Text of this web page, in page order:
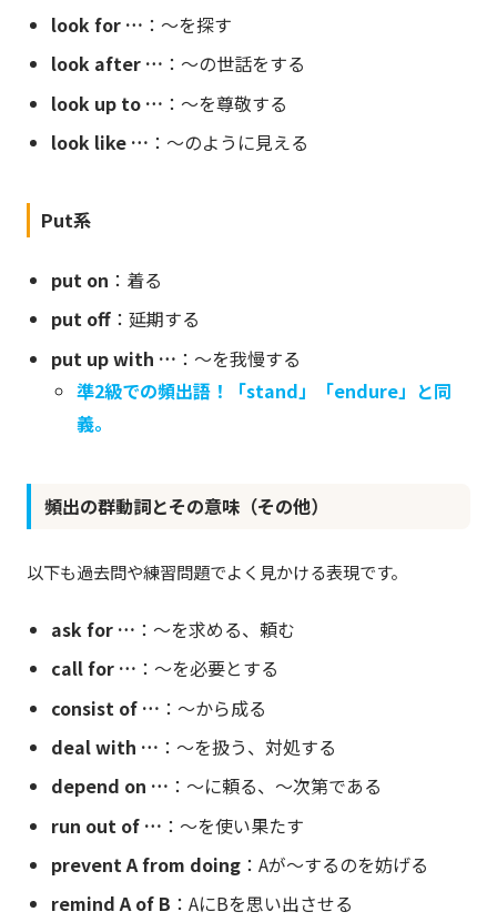
look for … ：〜を探す
look after … ：〜の世話をする
look up to … ：〜を尊敬する
look like … ：〜のように見える
Put系
put on ：着る
put off ：延期する
put up with … ：〜を我慢する
準2級での頻出語！「stand」「endure」と同
義。
頻出の群動詞とその意味（その他）
以下も過去問や練習問題でよく見かける表現です。
ask for … ：〜を求める、頼む
call for … ：〜を必要とする
consist of … ：〜から成る
deal with … ：〜を扱う、対処する
depend on … ：〜に頼る、〜次第である
run out of … ：〜を使い果たす
prevent A from doing ：Aが〜するのを妨げる
remind A of B ：AにBを思い出させる